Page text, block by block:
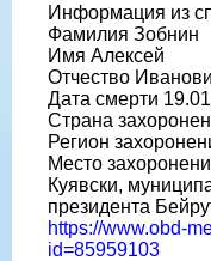
Информация из
Фамилия Зобнин
Имя Алексей
Отчество
Дата смерти
Страна
Регион
Место
Куявски,
президента
https://www.obd-
id=85959103